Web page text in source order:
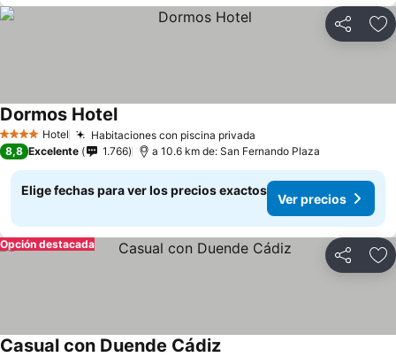
Compartir
4 EstrellasHotel Habitaciones con piscina privada
Dormos Hotel
8,8 Excelente 1.766 a 10.6 km de: San Fernando Plaza
Elige fechas para ver los precios exactos
Ver precios
Compartir
Opción destacada
Casual con Duende Cádiz